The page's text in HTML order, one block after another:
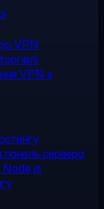
VPN
VPN з
сервера
Node.js